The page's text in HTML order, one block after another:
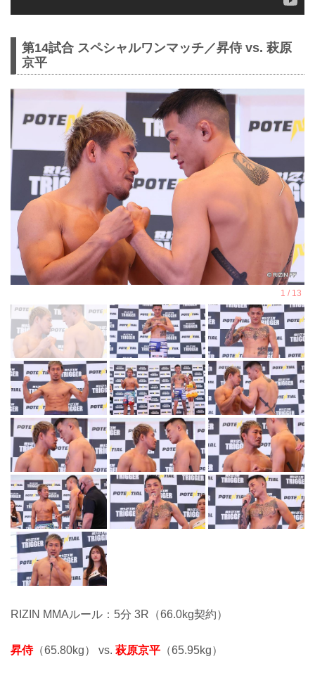
第14試合 スペシャルワンマッチ／昇侍 vs. 萩原
京平
RIZIN MMAルール：5分 3R（66.0kg契約）
昇侍（65.80kg） vs. 萩原京平 （65.95kg）